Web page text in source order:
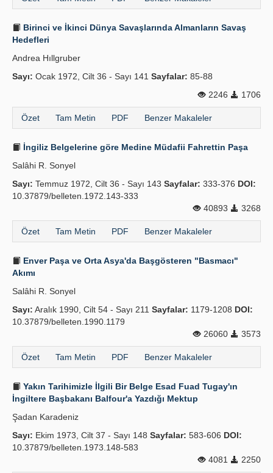
Birinci ve İkinci Dünya Savaşlarında Almanların Savaş
Hedefleri
Andrea Hıllgruber
Sayı: Ocak 1972, Cilt 36 - Sayı 141 Sayfalar: 85-88
2246
1706
Özet Tam Metin PDF Benzer Makaleler
İngiliz Belgelerine göre Medine Müdafii Fahrettin Paşa
Salâhi R. Sonyel
Sayı: Temmuz 1972, Cilt 36 - Sayı 143 Sayfalar: 333-376 DOI:
10.37879/belleten.1972.143-333
40893
3268
Özet Tam Metin PDF Benzer Makaleler
Enver Paşa ve Orta Asya'da Başgösteren "Basmacı"
Akımı
Salâhi R. Sonyel
Sayı: Aralık 1990, Cilt 54 - Sayı 211 Sayfalar: 1179-1208 DOI:
10.37879/belleten.1990.1179
26060
3573
Özet Tam Metin PDF Benzer Makaleler
Yakın Tarihimizle İlgili Bir Belge Esad Fuad Tugay'ın
İngiltere Başbakanı Balfour'a Yazdığı Mektup
Şadan Karadeniz
Sayı: Ekim 1973, Cilt 37 - Sayı 148 Sayfalar: 583-606 DOI:
10.37879/belleten.1973.148-583
4081
2250